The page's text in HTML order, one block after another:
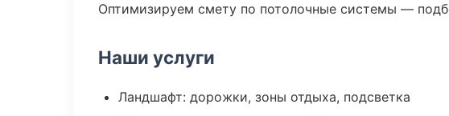
Оптимизируем смету по потолочные системы —
Наши услуги
Ландшафт: дорожки, зоны отдыха, подсветка